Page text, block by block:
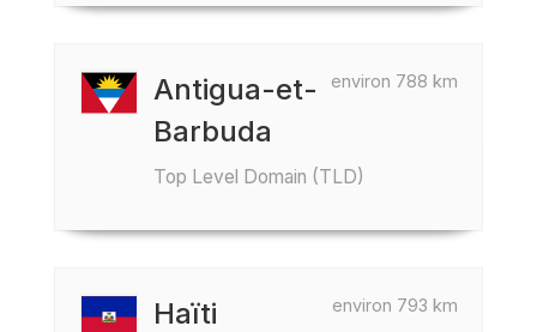
environ 788 km
Antigua-et-
Barbuda
Top Level Domain (TLD)
environ 793 km
Haïti